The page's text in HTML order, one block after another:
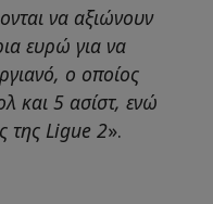
να αξιώνουν
ευρώ για να
ο οποίος
και 5 ασίστ, ενώ
της Ligue 2».